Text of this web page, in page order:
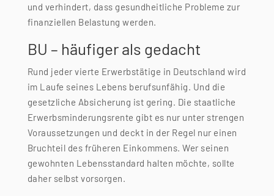
und verhindert, dass gesundheitliche Probleme zur
finanziellen Belastung werden.
BU – häufiger als gedacht
Rund jeder vierte Erwerbstätige in Deutschland wird
im Laufe seines Lebens berufsunfähig. Und die
gesetzliche Absicherung ist gering. Die staatliche
Erwerbsminderungsrente gibt es nur unter strengen
Voraussetzungen und deckt in der Regel nur einen
Bruchteil des früheren Einkommens. Wer seinen
gewohnten Lebensstandard halten möchte, sollte
daher selbst vorsorgen.